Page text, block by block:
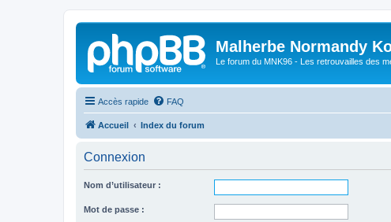
Malherbe Normandy
Le forum du MNK96 - Les retrouvailles des
Accès rapide FAQ
Accueil Index du forum
Connexion
Nom d’utilisateur :
Mot de passe :